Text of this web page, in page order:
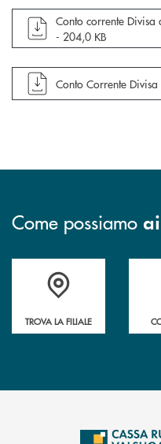
apre documento in
Conto corrente Divisa
- 204,0 KB
apre documento in
Conto Corrente
Come possiamo
Accedi all' elenco completo
TROVA LA FILIALE
Hai